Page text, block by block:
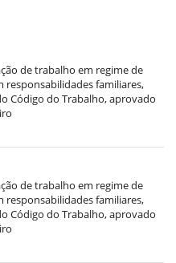
de trabalho em regime de
familiares,
Código do Trabalho, aprovado
de trabalho em regime de
familiares,
Código do Trabalho, aprovado